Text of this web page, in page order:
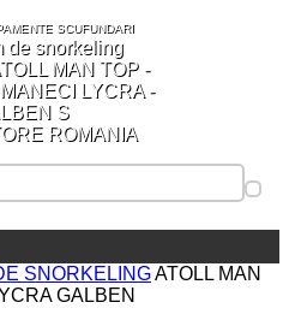
SCUFUNDARI
ROMANIA
SNORKELINGATOLL MAN
GALBEN